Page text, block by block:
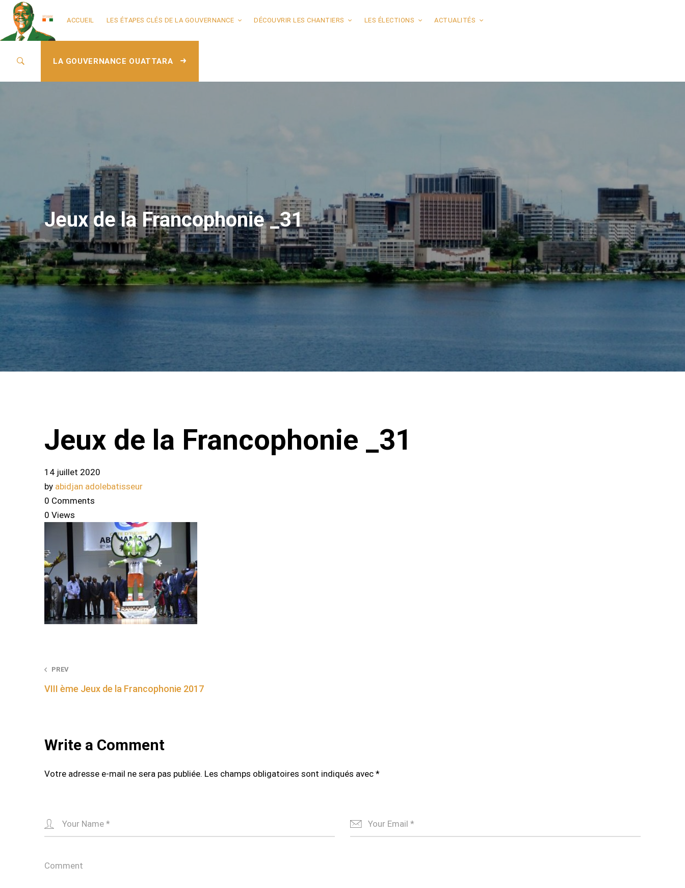
ACCUEIL LES ÉTAPES CLÉS DE LA GOUVERNANCE DÉCOUVRIR LES CHANTIERS LES ÉLECTIONS ACTUALITÉS
LA GOUVERNANCE OUATTARA
Jeux de la Francophonie _31
Jeux de la Francophonie _31
14 juillet 2020
by abidjan adolebatisseur
0 Comments
0 Views
Post
navigation
PREV
VIII ème Jeux de la Francophonie 2017
Write a Comment
Votre adresse e-mail ne sera pas publiée. Les champs obligatoires sont indiqués avec *